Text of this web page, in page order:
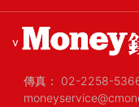
v
傳真： 02-2258-